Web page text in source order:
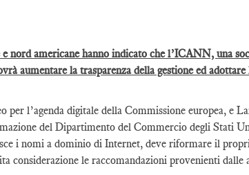
nord americane hanno indicato che l’ICANN, una
aumentare la trasparenza della gestione ed
per l’agenda digitale della Commissione europea, e
del Dipartimento del Commercio degli Stati
i nomi a dominio di Internet, deve riformare il
considerazione le raccomandazioni provenienti dalle